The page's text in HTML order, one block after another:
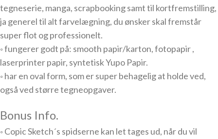
tegneserie, manga, scrapbooking samt til kortfremstilling,
ja generel til alt farvelægning, du ønsker skal fremstår
super flot og professionelt.
◦ fungerer godt på: smooth papir/karton, fotopapir ,
laserprinter papir, syntetisk Yupo Papir.
◦ har en oval form, som er super behagelig at holde ved,
også ved større tegneopgaver.
Bonus Info.
◦ Copic Sketch´s spidserne kan let tages ud, når du vil